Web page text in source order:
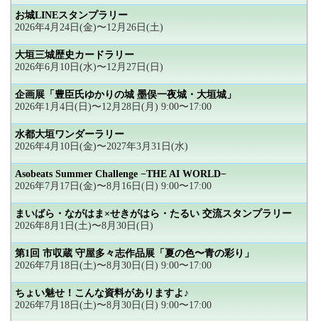
お城LINEスタンプラリー
2026年4月24日(金)〜12月26日(土)
大垣三城歴史カードラリー
2026年6月10日(水)〜12月27日(日)
企画展「豊臣氏ゆかりの城 墨俣一夜城・大垣城」
2026年1月4日(日)〜12月28日(月) 9:00〜17:00
水都大垣ワンダーラリー
2026年4月10日(金)〜2027年3月31日(水)
Asobeats Summer Challenge −THE AI WORLD−
2026年7月17日(金)〜8月16日(日) 9:00〜17:00
まいばら・ながはま×せきがはら・たるい 交流スタンプラリー
2026年8月1日(土)〜8月30日(日)
第1回 市収蔵 守屋多々志作品展「夏の色〜青の彩り」
2026年7月18日(土)〜8月30日(日) 9:00〜17:00
ちょい魅せ！こんな資料がありますよ♪
2026年7月18日(土)〜8月30日(日) 9:00〜17:00